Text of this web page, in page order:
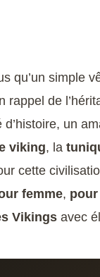
qu’un simple
rappel de
un
viking, la
cette
femme,
Vikings avec